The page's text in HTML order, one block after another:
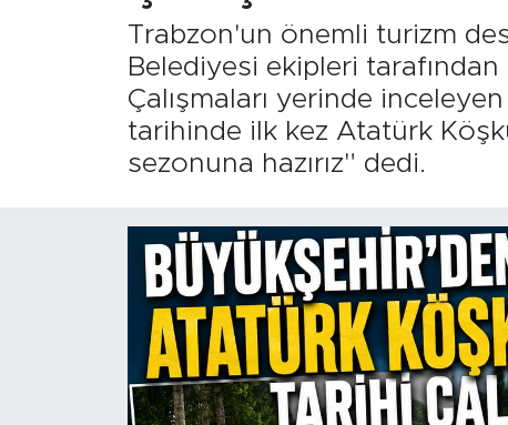
Trabzon'un önemli turizm
Belediyesi ekipleri
Çalışmaları yerinde
tarihinde ilk kez Atatürk
sezonuna hazırız" dedi.